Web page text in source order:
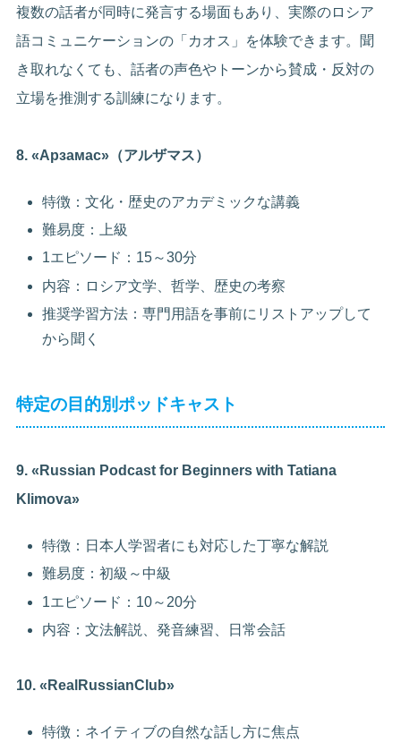
複数の話者が同時に発言する場面もあり、実際のロシア
語コミュニケーションの「カオス」を体験できます。聞
き取れなくても、話者の声色やトーンから賛成・反対の
立場を推測する訓練になります。
8. «Арзамас»（アルザマス）
特徴：文化・歴史のアカデミックな講義
難易度：上級
1エピソード：15～30分
内容：ロシア文学、哲学、歴史の考察
推奨学習方法：専門用語を事前にリストアップして
から聞く
特定の目的別ポッドキャスト
9. «Russian Podcast for Beginners with Tatiana
Klimova»
特徴：日本人学習者にも対応した丁寧な解説
難易度：初級～中級
1エピソード：10～20分
内容：文法解説、発音練習、日常会話
10. «RealRussianClub»
特徴：ネイティブの自然な話し方に焦点